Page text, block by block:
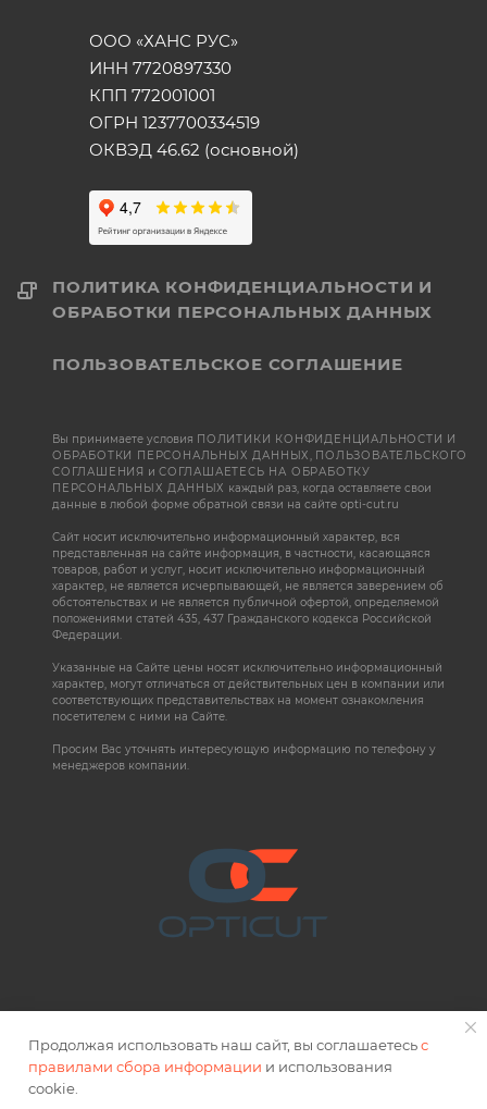
ООО «ХАНС РУС»
ИНН 7720897330
КПП 772001001
ОГРН 1237700334519
ОКВЭД 46.62 (основной)
ПОЛИТИКА КОНФИДЕНЦИАЛЬНОСТИ И
ОБРАБОТКИ ПЕРСОНАЛЬНЫХ ДАННЫХ
ПОЛЬЗОВАТЕЛЬСКОЕ СОГЛАШЕНИЕ
Вы принимаете условия ПОЛИТИКИ КОНФИДЕНЦИАЛЬНОСТИ И
ОБРАБОТКИ ПЕРСОНАЛЬНЫХ ДАННЫХ, ПОЛЬЗОВАТЕЛЬСКОГО
СОГЛАШЕНИЯ иСОГЛАШАЕТЕСЬ НА ОБРАБОТКУ
ПЕРСОНАЛЬНЫХ ДАННЫХ каждый раз, когда оставляете свои
данные в любой форме обратной связи на сайте opti-cut.ru
Сайт носит исключительно информационный характер, вся
представленная на сайте информация, в частности, касающаяся
товаров, работ и услуг, носит исключительно информационный
характер, не является исчерпывающей, не является заверением об
обстоятельствах и не является публичной офертой, определяемой
положениями статей 435, 437 Гражданского кодекса Российской
Федерации.
Указанные на Сайте цены носят исключительно информационный
характер, могут отличаться от действительных цен в компании или
соответствующих представительствах на момент ознакомления
посетителем с ними на Сайте.
Просим Вас уточнять интересующую информацию по телефону у
менеджеров компании.
2026 © OPTICUT
Продолжая использовать наш сайт, вы соглашаетесьс
правилами сбора информации и использования
cookie.